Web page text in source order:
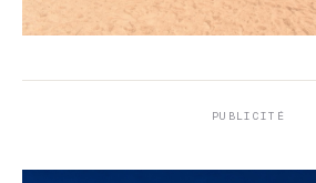
PUBLICITÉ